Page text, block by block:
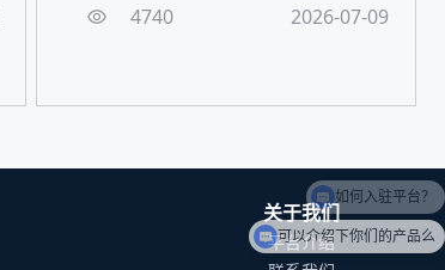
4740 2026-07-09
关于我们
平台介绍
可以介绍下你们的产品么